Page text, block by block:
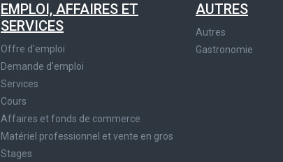
EMPLOI, AFFAIRES ET
SERVICES
Offre d'emploi
Demande d'emploi
Services
Cours
Affaires et fonds de commerce
Matériel professionnel et vente en gros
Stages
AUTRES
Autres
Gastronomie